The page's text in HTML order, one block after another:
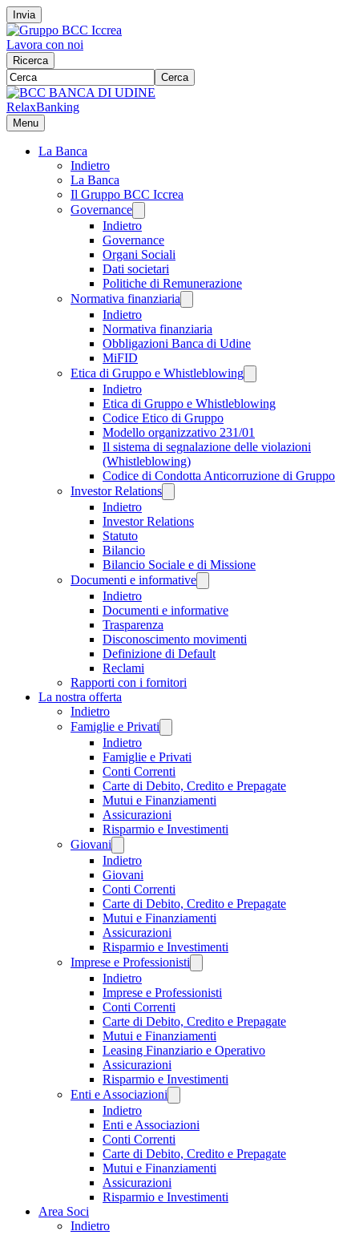
Invia
Lavora con noi
Ricerca
Cerca
RelaxBanking
Menu
La Banca
Indietro
La Banca
Il Gruppo BCC Iccrea
Governance
Indietro
Governance
Organi Sociali
Dati societari
Politiche di Remunerazione
Normativa finanziaria
Indietro
Normativa finanziaria
Obbligazioni Banca di Udine
MiFID
Etica di Gruppo e Whistleblowing
Indietro
Etica di Gruppo e Whistleblowing
Codice Etico di Gruppo
Modello organizzativo 231/01
Il sistema di segnalazione delle violazioni
(Whistleblowing)
Codice di Condotta Anticorruzione di Gruppo
Investor Relations
Indietro
Investor Relations
Statuto
Bilancio
Bilancio Sociale e di Missione
Documenti e informative
Indietro
Documenti e informative
Trasparenza
Disconoscimento movimenti
Definizione di Default
Reclami
Rapporti con i fornitori
La nostra offerta
Indietro
Famiglie e Privati
Indietro
Famiglie e Privati
Conti Correnti
Carte di Debito, Credito e Prepagate
Mutui e Finanziamenti
Assicurazioni
Risparmio e Investimenti
Giovani
Indietro
Giovani
Conti Correnti
Carte di Debito, Credito e Prepagate
Mutui e Finanziamenti
Assicurazioni
Risparmio e Investimenti
Imprese e Professionisti
Indietro
Imprese e Professionisti
Conti Correnti
Carte di Debito, Credito e Prepagate
Mutui e Finanziamenti
Leasing Finanziario e Operativo
Assicurazioni
Risparmio e Investimenti
Enti e Associazioni
Indietro
Enti e Associazioni
Conti Correnti
Carte di Debito, Credito e Prepagate
Mutui e Finanziamenti
Assicurazioni
Risparmio e Investimenti
Area Soci
Indietro